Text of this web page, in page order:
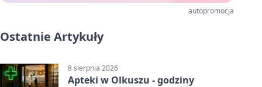
autopromocja
Ostatnie Artykuły
8 sierpnia 2026
Apteki w Olkuszu - godziny